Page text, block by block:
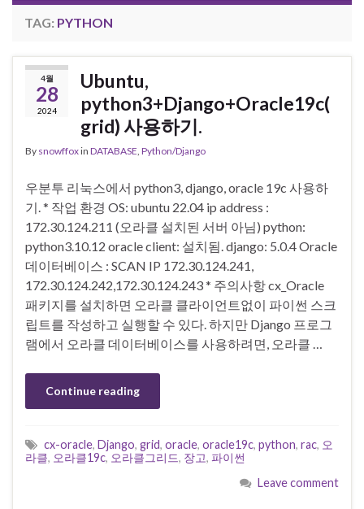
TAG: PYTHON
4월
28
2024
Ubuntu,
python3+Django+Oracle19c(
grid) 사용하기.
By snowffoxin DATABASE, Python/Django
우분투 리눅스에서 python3, django, oracle 19c 사용하
기. * 작업 환경 OS: ubuntu 22.04 ip address :
172.30.124.211 (오라클 설치된 서버 아님) python:
python3.10.12 oracle client: 설치됨. django: 5.0.4 Oracle
데이터베이스 : SCAN IP 172.30.124.241,
172.30.124.242,172.30.124.243 * 주의사항 cx_Oracle
패키지를 설치하면 오라클 클라이언트없이 파이썬 스크
립트를 작성하고 실행할 수 있다. 하지만 Django 프로그
램에서 오라클 데이터베이스를 사용하려면, 오라클 …
Continue reading
cx-oracle, Django, grid, oracle, oracle19c, python, rac, 오
라클, 오라클19c, 오라클그리드, 장고, 파이썬
Leave comment